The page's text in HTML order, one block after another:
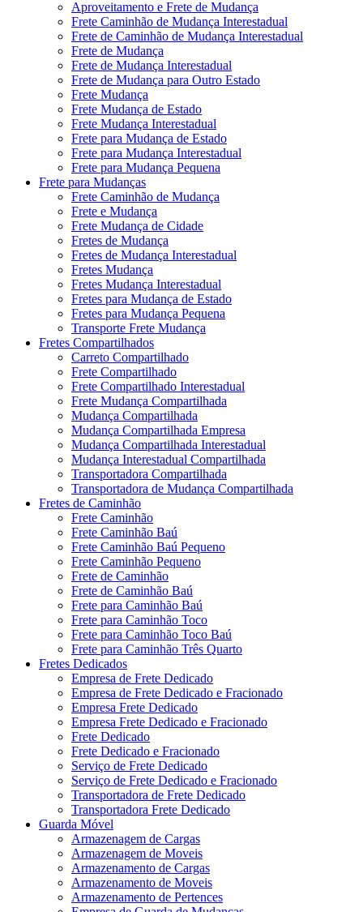
Aproveitamento e Frete de Mudança
Frete Caminhão de Mudança Interestadual
Frete de Caminhão de Mudança Interestadual
Frete de Mudança
Frete de Mudança Interestadual
Frete de Mudança para Outro Estado
Frete Mudança
Frete Mudança de Estado
Frete Mudança Interestadual
Frete para Mudança de Estado
Frete para Mudança Interestadual
Frete para Mudança Pequena
Frete para Mudanças
Frete Caminhão de Mudança
Frete e Mudança
Frete Mudança de Cidade
Fretes de Mudança
Fretes de Mudança Interestadual
Fretes Mudança
Fretes Mudança Interestadual
Fretes para Mudança de Estado
Fretes para Mudança Pequena
Transporte Frete Mudança
Fretes Compartilhados
Carreto Compartilhado
Frete Compartilhado
Frete Compartilhado Interestadual
Frete Mudança Compartilhada
Mudança Compartilhada
Mudança Compartilhada Empresa
Mudança Compartilhada Interestadual
Mudança Interestadual Compartilhada
Transportadora Compartilhada
Transportadora de Mudança Compartilhada
Fretes de Caminhão
Frete Caminhão
Frete Caminhão Baú
Frete Caminhão Baú Pequeno
Frete Caminhão Pequeno
Frete de Caminhão
Frete de Caminhão Baú
Frete para Caminhão Baú
Frete para Caminhão Toco
Frete para Caminhão Toco Baú
Frete para Caminhão Três Quarto
Fretes Dedicados
Empresa de Frete Dedicado
Empresa de Frete Dedicado e Fracionado
Empresa Frete Dedicado
Empresa Frete Dedicado e Fracionado
Frete Dedicado
Frete Dedicado e Fracionado
Serviço de Frete Dedicado
Serviço de Frete Dedicado e Fracionado
Transportadora de Frete Dedicado
Transportadora Frete Dedicado
Guarda Móvel
Armazenagem de Cargas
Armazenagem de Moveis
Armazenamento de Cargas
Armazenamento de Moveis
Armazenamento de Pertences